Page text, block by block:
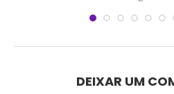
DEIXAR UM